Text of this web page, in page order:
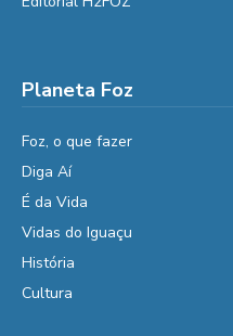
Planeta Foz
Foz, o que fazer
Diga Aí
É da Vida
Vidas do Iguaçu
História
Cultura